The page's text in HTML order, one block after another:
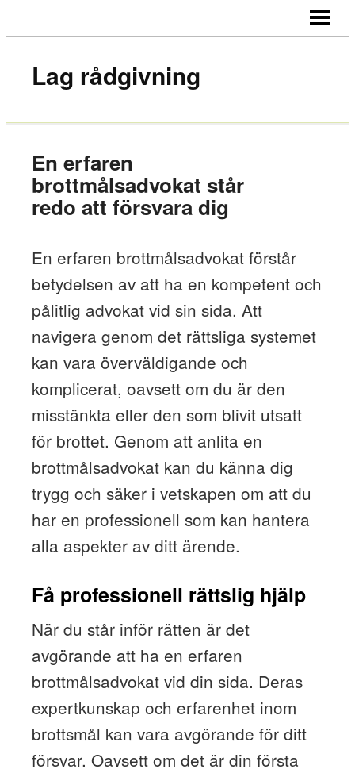
KONTAKT
Lag rådgivning
En erfaren
brottmålsadvokat står
redo att försvara dig
En erfaren brottmålsadvokat förstår
betydelsen av att ha en kompetent och
pålitlig advokat vid sin sida. Att
navigera genom det rättsliga systemet
kan vara överväldigande och
komplicerat, oavsett om du är den
misstänkta eller den som blivit utsatt
för brottet. Genom att anlita en
brottmålsadvokat kan du känna dig
trygg och säker i vetskapen om att du
har en professionell som kan hantera
alla aspekter av ditt ärende.
Få professionell rättslig hjälp
När du står inför rätten är det
avgörande att ha en erfaren
brottmålsadvokat vid din sida. Deras
expertkunskap och erfarenhet inom
brottsmål kan vara avgörande för ditt
försvar. Oavsett om det är din första